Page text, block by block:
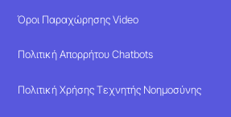
Όροι Παραχώρησης Video
Πολιτική Απορρήτου Chatbots
Πολιτική Χρήσης Τεχνητής Νοημοσύνης